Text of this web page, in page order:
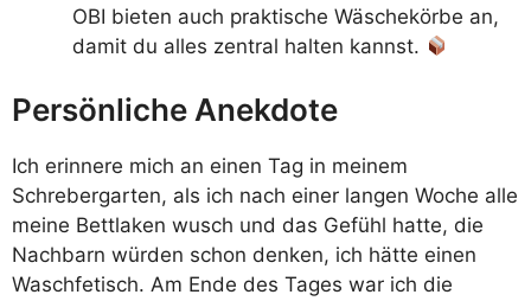
OBI bieten auch praktische Wäschekörbe an,
damit du alles zentral halten kannst.
Persönliche Anekdote
Ich erinnere mich an einen Tag in meinem
Schrebergarten, als ich nach einer langen Woche alle
meine Bettlaken wusch und das Gefühl hatte, die
Nachbarn würden schon denken, ich hätte einen
Waschfetisch. Am Ende des Tages war ich die